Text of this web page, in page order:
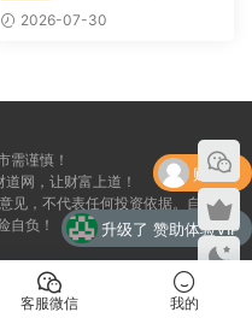
2026-07-30
需谨慎！
网，让财富上道！
见，不代表任何投资依据。自愿，
自负！
客服微信 我的
购买了
升级了 赞助体验VIP
升级了 赞助体验VIP